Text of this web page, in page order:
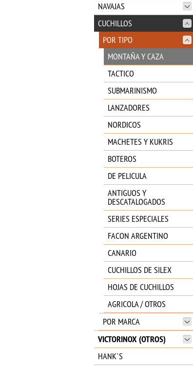
NAVAJAS
CUCHILLOS
POR TIPO
MONTAÑA Y CAZA
TACTICO
SUBMARINISMO
LANZADORES
NORDICOS
MACHETES Y KUKRIS
BOTEROS
DE PELICULA
ANTIGUOS Y
DESCATALOGADOS
SERIES ESPECIALES
FACON ARGENTINO
CANARIO
CUCHILLOS DE SILEX
HOJAS DE CUCHILLOS
AGRICOLA / OTROS
POR MARCA
VICTORINOX (OTROS)
HANK`S